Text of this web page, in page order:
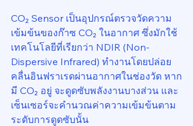
CO₂ Sensor เป็นอุปกรณ์ตรวจวัดความ
เข้มข้นของก๊าซ CO₂ ในอากาศ ซึ่งมักใช้
เทคโนโลยีที่เรียกว่า NDIR (Non-
Dispersive Infrared) ทำงานโดยปล่อย
คลื่นอินฟราเรดผ่านอากาศในช่องวัด หาก
มี CO₂ อยู่ จะดูดซับพลังงานบางส่วน และ
เซ็นเซอร์จะคำนวณค่าความเข้มข้นตาม
ระดับการดูดซับนั้น